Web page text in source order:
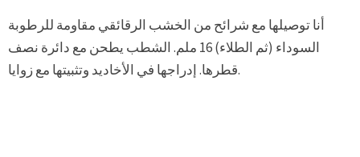
أنا توصيلها مع شرائح من الخشب الرقائقي مقاومة للرطوبة
السوداء (ثم الطلاء) 16 ملم. الشطب يطحن مع دائرة نصف
قطرها. إدراجها في الأخاديد وتثبيتها مع زوايا.